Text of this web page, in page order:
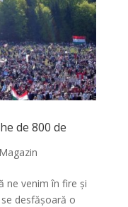
de 800 de
Magazin
ne venim în fire și
desfășoară o